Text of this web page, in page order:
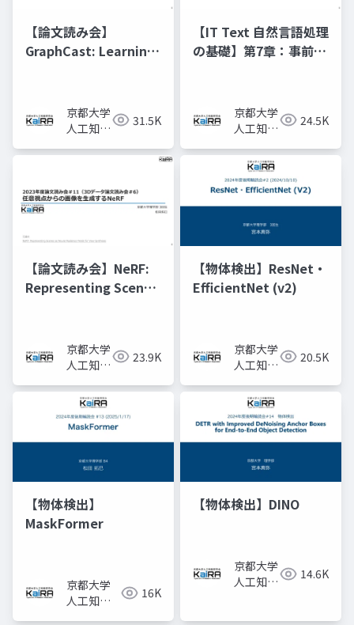
【論文読み会】
GraphCast: Learning
weather forecasting
京都大学
人工知能
KaiRA
31.5K
【IT Text 自然言語処理
の基礎】第7章：事前学
京都大学
人工知能
KaiRA
24.5K
【論文読み会】NeRF:
Representing Scenes
Synthesis京都大学
人工知能
KaiRA
23.9K
【物体検出】ResNet・
EfficientNet (v2)
京都大学
人工知能
KaiRA
20.5K
【物体検出】
MaskFormer
京都大学
人工知能
16K
【物体検出】DINO
京都大学
人工知能
14.6K